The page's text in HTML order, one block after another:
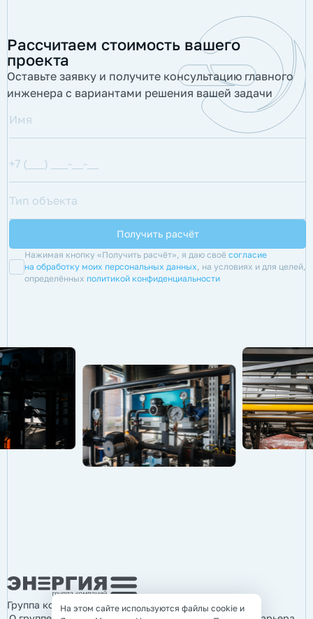
Рассчитаем стоимость вашего
проекта
Оставьте заявку и получите консультацию главного
инженера с вариантами решения вашей задачи
Нажимая кнопку «Получить расчёт», я даю своё согласие
на обработку моих персональных данных, на условиях и для целей,
определённых политикой конфиденциальности
Группа компаний «Энергия»
На этом сайте используются файлы cookie и